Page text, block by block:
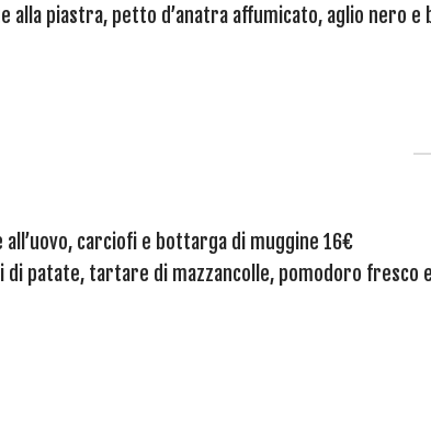
alla piastra, petto d’anatra affumicato, aglio nero e
all’uovo, carciofi e bottarga di muggine 16€
di patate, tartare di mazzancolle, pomodoro fresco